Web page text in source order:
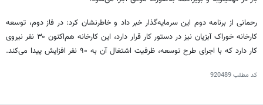
رحمانی از برنامه دوم این سرمایه‌گذار خبر داد و خاطرنشان کرد: در فاز دوم، توسعه
کارخانه خوراک آبزیان نیز در دستور کار قرار دارد، این کارخانه هم‌اکنون ۳۰ نفر نیروی
کار دارد که با اجرای طرح توسعه، ظرفیت اشتغال آن به ۹۰ نفر افزایش پیدا می‌کند.
کد مطلب920489